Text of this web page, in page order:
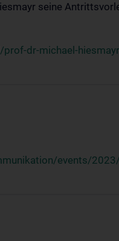
seine
dr-michael-
events/